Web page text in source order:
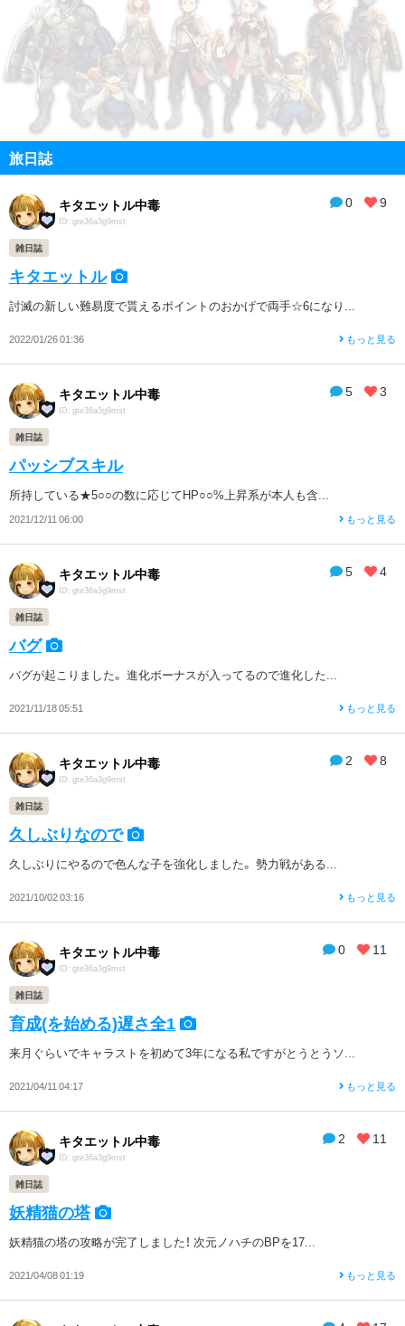
旅日誌
0 9
キタエットル中毒
ID: gte36a3g9mst
雑日誌
キタエットル
討滅の新しい難易度で貰えるポイントのおかげで両手☆6になり...
2022/01/26 01:36 もっと見る
5 3
キタエットル中毒
ID: gte36a3g9mst
雑日誌
パッシブスキル
所持している★5○○の数に応じてHP○○%上昇系が本人も含...
2021/12/11 06:00 もっと見る
5 4
キタエットル中毒
ID: gte36a3g9mst
雑日誌
バグ
バグが起こりました。 進化ボーナスが入ってるので進化した...
2021/11/18 05:51 もっと見る
2 8
キタエットル中毒
ID: gte36a3g9mst
雑日誌
久しぶりなので
久しぶりにやるので色んな子を強化しました。 勢力戦がある...
2021/10/02 03:16 もっと見る
0 11
キタエットル中毒
ID: gte36a3g9mst
雑日誌
育成(を始める)遅さ全1
来月ぐらいでキャラストを初めて3年になる私ですがとうとうソ...
2021/04/11 04:17 もっと見る
2 11
キタエットル中毒
ID: gte36a3g9mst
雑日誌
妖精猫の塔
妖精猫の塔の攻略が完了しました！ 次元ノハチのBPを17...
2021/04/08 01:19 もっと見る